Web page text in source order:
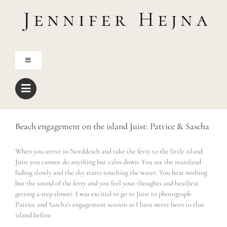
Toggle
Home
Blog
Shop
Freebies
Beach engagement on the island Juist: Patrice & Sascha
When you arrive in Norddeich and take the ferry to the little island
Juist you cannot do anything but calm down. You see the mainland
fading slowly and the sky starts touching the water. You hear nothing
but the sound of the ferry and you feel your thoughts and heatbeat
getting a step slower. I was excited to go to Juist to photograph
Patrice and Sascha's engagement session as I have never been to that
island before.